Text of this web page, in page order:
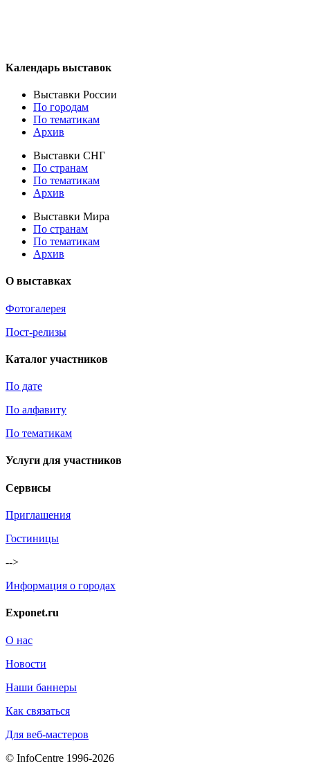
Календарь выставок
Выставки России
По городам
По тематикам
Архив
Выставки СНГ
По странам
По тематикам
Архив
Выставки Мира
По странам
По тематикам
Архив
О выставках
Фотогалерея
Пост-релизы
Каталог участников
По дате
По алфавиту
По тематикам
Услуги для участников
Сервисы
Приглашения
Гостиницы
-->
Информация о городах
Exponet.ru
О нас
Новости
Наши баннеры
Как связаться
Для веб-мастеров
© InfoCentre 1996-2026